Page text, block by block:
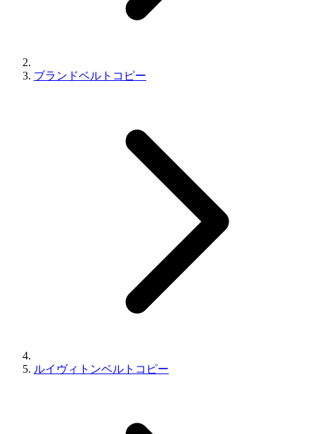
ブランドベルトコピー
ルイヴィトンベルトコピー